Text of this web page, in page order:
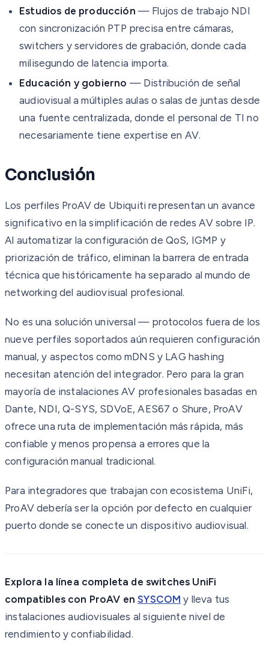
Estudios de producción — Flujos de trabajo NDI
con sincronización PTP precisa entre cámaras,
switchers y servidores de grabación, donde cada
milisegundo de latencia importa.
Educación y gobierno — Distribución de señal
audiovisual a múltiples aulas o salas de juntas desde
una fuente centralizada, donde el personal de TI no
necesariamente tiene expertise en AV.
Conclusión
Los perfiles ProAV de Ubiquiti representan un avance
significativo en la simplificación de redes AV sobre IP.
Al automatizar la configuración de QoS, IGMP y
priorización de tráfico, eliminan la barrera de entrada
técnica que históricamente ha separado al mundo de
networking del audiovisual profesional.
No es una solución universal — protocolos fuera de los
nueve perfiles soportados aún requieren configuración
manual, y aspectos como mDNS y LAG hashing
necesitan atención del integrador. Pero para la gran
mayoría de instalaciones AV profesionales basadas en
Dante, NDI, Q-SYS, SDVoE, AES67 o Shure, ProAV
ofrece una ruta de implementación más rápida, más
confiable y menos propensa a errores que la
configuración manual tradicional.
Para integradores que trabajan con ecosistema UniFi,
ProAV debería ser la opción por defecto en cualquier
puerto donde se conecte un dispositivo audiovisual.
Explora la línea completa de switches UniFi
compatibles con ProAV enSYSCOM y lleva tus
instalaciones audiovisuales al siguiente nivel de
rendimiento y confiabilidad.